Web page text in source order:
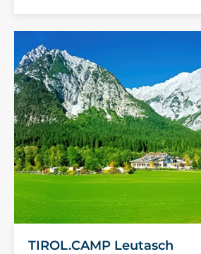
TIROL.CAMP Leutasch